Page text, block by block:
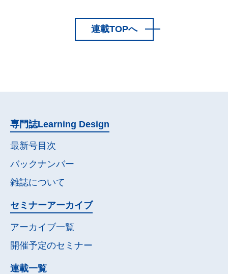
3,987万人（対前年102.5％）で、そのう
ち海外旅行者は100万人（対前年
連載TOPへ
専門誌Learning Design
最新号目次
バックナンバー
雑誌について
セミナーアーカイブ
アーカイブ一覧
開催予定のセミナー
連載一覧